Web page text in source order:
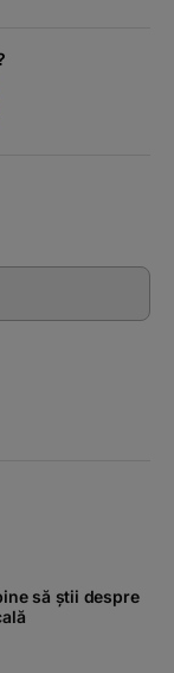
să știi despre